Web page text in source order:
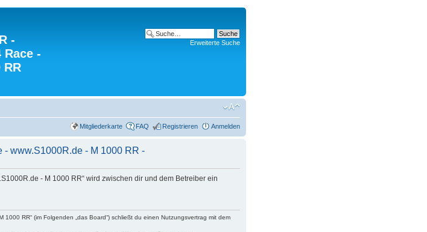
-
Race -
RR
Erweiterte Suche
Mitgliederkarte FAQ Registrieren Anmelden
www.S1000R.de - M 1000 RR -
- M 1000 RR“ wird zwischen dir und dem Betreiber ein
RR“ (im Folgenden „das Board“) schließt du einen Nutzungsvertrag mit dem